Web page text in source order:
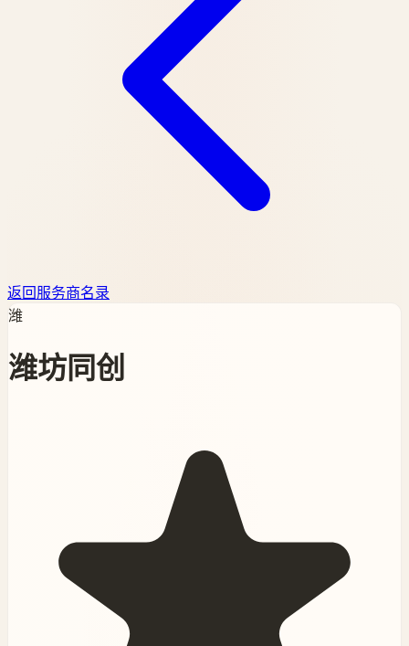
返回服务商名录
潍
潍坊同创